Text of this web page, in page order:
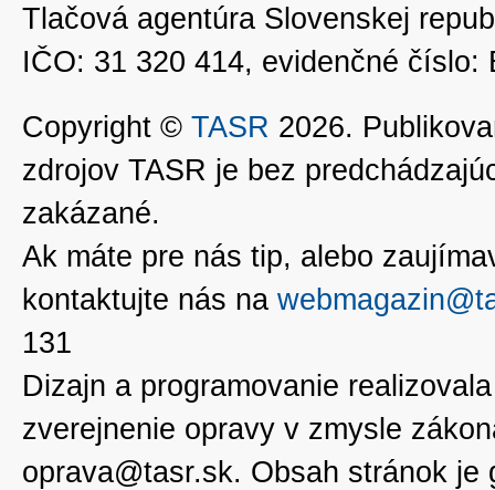
Tlačová agentúra Slovenskej
IČO: 31 320 414, evidenčné číslo:
Copyright © TASR 2026.
zdrojov TASR je bez
zakázané.
Ak máte pre nás tip, alebo
kontaktujte nás na
131
Dizajn a programovanie
zverejnenie opravy v zmysle
oprava@tasr.sk. Obsah stránok